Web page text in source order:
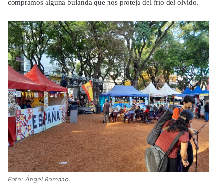
compramos alguna bufanda que nos proteja del frío del olvido.
Foto: Ángel Romano.